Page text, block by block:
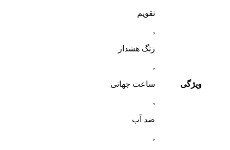
ویژگی
تقویم
,
زنگ هشدار
,
ساعت جهانی
,
ضد آب
,